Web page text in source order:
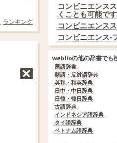
ランキング
コンビニエンス
くことも可能です
コンビニエンス
コンビニエンス‐
weblioの他の辞書でも
国語辞書
類語・反対語辞典
英和・和英辞典
日中・中日辞典
日韓・韓日辞典
古語辞典
インドネシア語辞典
タイ語辞典
ベトナム語辞典